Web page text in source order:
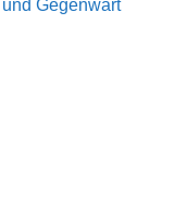
Gegenwart